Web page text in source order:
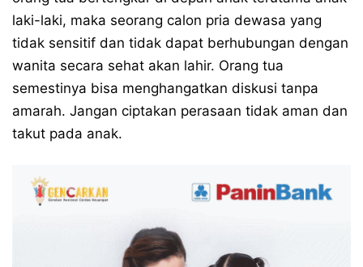
laki-laki, maka seorang calon pria dewasa yang
tidak sensitif dan tidak dapat berhubungan dengan
wanita secara sehat akan lahir. Orang tua
semestinya bisa menghangatkan diskusi tanpa
amarah. Jangan ciptakan perasaan tidak aman dan
takut pada anak.